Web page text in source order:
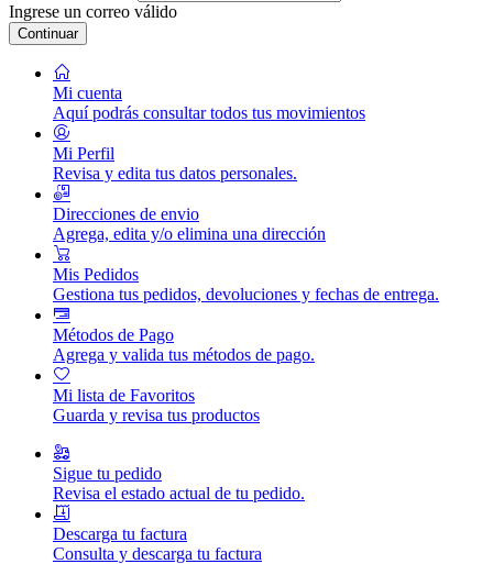
Ingrese un correo válido
Continuar
Mi cuenta
Aquí podrás consultar todos tus movimientos
Mi Perfil
Revisa y edita tus datos personales.
Direcciones de envio
Agrega, edita y/o elimina una dirección
Mis Pedidos
Gestiona tus pedidos, devoluciones y fechas de entrega.
Métodos de Pago
Agrega y valida tus métodos de pago.
Mi lista de Favoritos
Guarda y revisa tus productos
Sigue tu pedido
Revisa el estado actual de tu pedido.
Descarga tu factura
Consulta y descarga tu factura